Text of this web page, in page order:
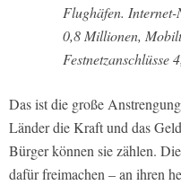
Flughäfen.
0,8 Millionen,
Festnetzanschlüsse
Das ist die große
Länder die Kraft und das
Bürger können sie zählen.
dafür freimachen – an ihren